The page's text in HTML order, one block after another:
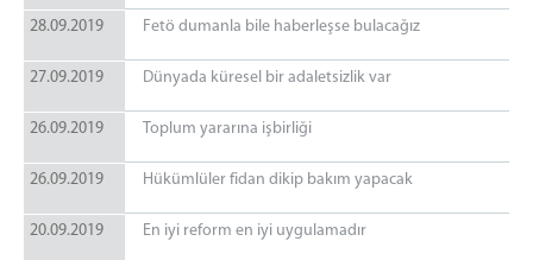
28.09.2019 Fetö dumanla bile haberleşse bulacağız
27.09.2019 Dünyada küresel bir adaletsizlik var
26.09.2019 Toplum yararına işbirliği
26.09.2019 Hükümlüler fidan dikip bakım yapacak
20.09.2019 En iyi reform en iyi uygulamadır